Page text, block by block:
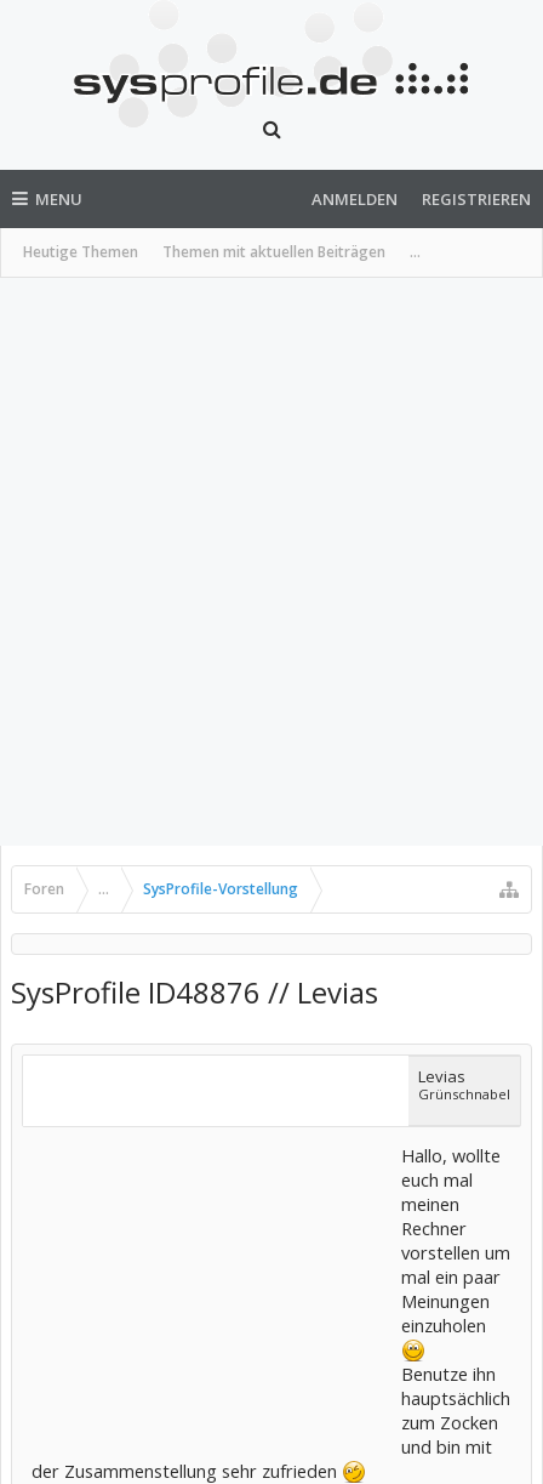
MENU
Heutige Themen Themen mit aktuellen Beiträgen ...
ANMELDEN REGISTRIEREN
Foren ... SysProfile-Vorstellung
SysProfile ID48876 // Levias
Levias
Grünschnabel
Hallo, wollte
euch mal
meinen
Rechner
vorstellen um
mal ein paar
Meinungen
einzuholen
Benutze ihn
hauptsächlich
zum Zocken
und bin mit
der Zusammenstellung sehr zufrieden